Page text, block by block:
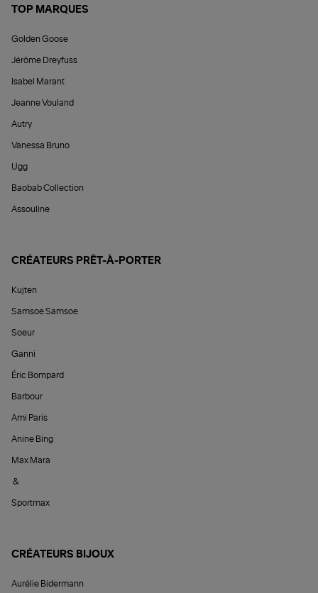
TOP MARQUES
Golden Goose
Jérôme Dreyfuss
Isabel Marant
Jeanne Vouland
Autry
Vanessa Bruno
Ugg
Baobab Collection
Assouline
CRÉATEURS PRÊT-À-PORTER
Kujten
Samsoe Samsoe
Soeur
Ganni
Éric Bompard
Barbour
Ami Paris
Anine Bing
Max Mara
&
Sportmax
CRÉATEURS BIJOUX
Aurélie Bidermann